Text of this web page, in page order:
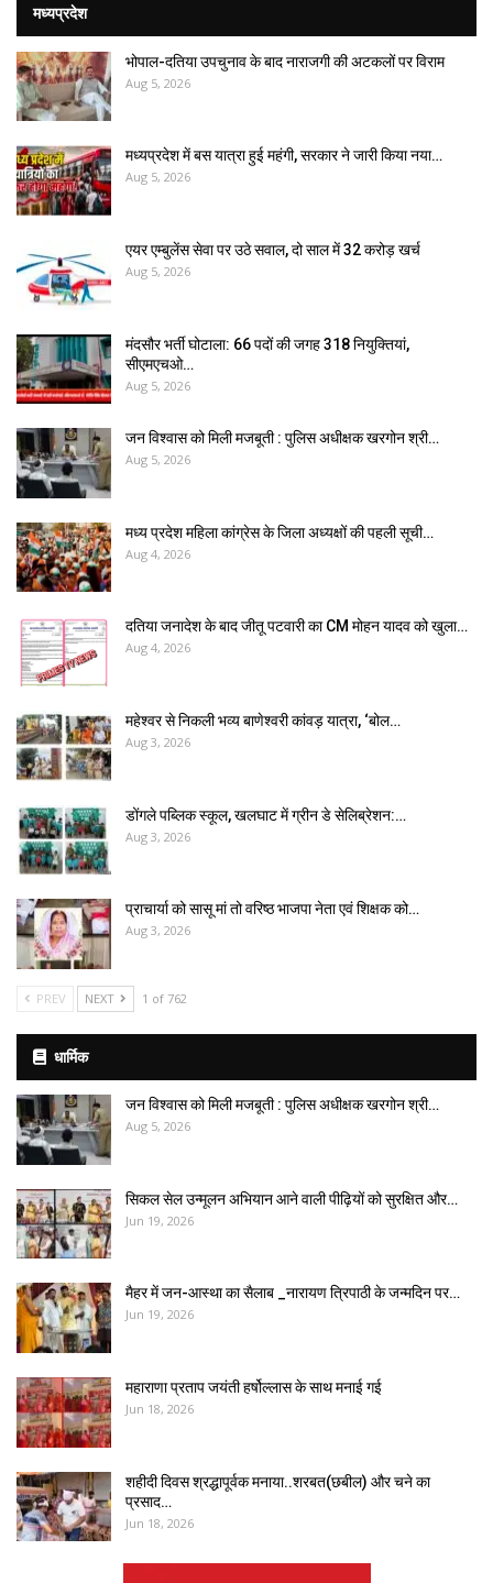
मध्यप्रदेश
भोपाल-दतिया उपचुनाव के बाद नाराजगी की अटकलों पर विराम
Aug 5, 2026
मध्यप्रदेश में बस यात्रा हुई महंगी, सरकार ने जारी किया नया…
Aug 5, 2026
एयर एम्बुलेंस सेवा पर उठे सवाल, दो साल में ₹32 करोड़ खर्च
Aug 5, 2026
मंदसौर भर्ती घोटाला: 66 पदों की जगह 318 नियुक्तियां,
सीएमएचओ…
Aug 5, 2026
जन विश्वास को मिली मजबूती : पुलिस अधीक्षक खरगोन श्री…
Aug 5, 2026
मध्य प्रदेश महिला कांग्रेस के जिला अध्यक्षों की पहली सूची…
Aug 4, 2026
दतिया जनादेश के बाद जीतू पटवारी का CM मोहन यादव को खुला…
Aug 4, 2026
महेश्वर से निकली भव्य बाणेश्वरी कांवड़ यात्रा, ‘बोल…
Aug 3, 2026
डोंगले पब्लिक स्कूल, खलघाट में ग्रीन डे सेलिब्रेशन:…
Aug 3, 2026
प्राचार्या को सासू मां तो वरिष्ठ भाजपा नेता एवं शिक्षक को…
Aug 3, 2026
PREV NEXT 1 of 762
धार्मिक
जन विश्वास को मिली मजबूती : पुलिस अधीक्षक खरगोन श्री…
Aug 5, 2026
सिकल सेल उन्मूलन अभियान आने वाली पीढ़ियों को सुरक्षित और…
Jun 19, 2026
मैहर में जन-आस्था का सैलाब _नारायण त्रिपाठी के जन्मदिन पर…
Jun 19, 2026
महाराणा प्रताप जयंती हर्षोल्लास के साथ मनाई गई
Jun 18, 2026
शहीदी दिवस श्रद्धापूर्वक मनाया..शरबत(छबील) और चने का
प्रसाद…
Jun 18, 2026